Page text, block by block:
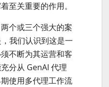
至关重要的作用。
个或三个强大的案
我们认识到这是一
不断为其运营和客
分从 GenAI 代理
使用多代理工作流